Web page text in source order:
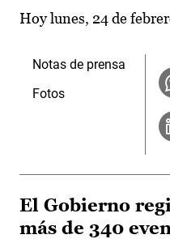
Hoy lunes, 24 de
Notas de prensa
Fotos
El Gobierno
más de 340